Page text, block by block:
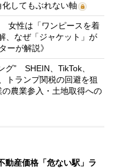
してもぶれない軸
女性は「ワンピースを着
、なぜ「ジャケット」が
ーが解説》
グ” SHEIN、TikTok、
トランプ関税の回避を狙
農業参入・土地取得への
動産価格「危ない駅」ラ